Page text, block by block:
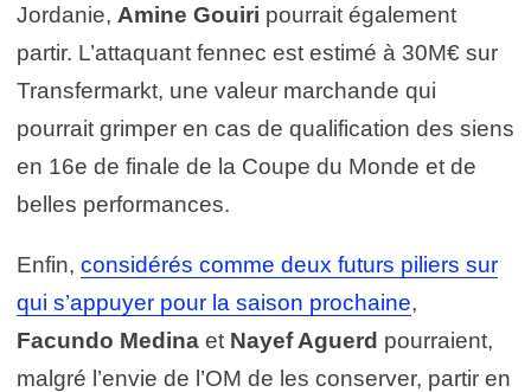
Jordanie, Amine Gouiri pourrait également
partir. L’attaquant fennec est estimé à 30M€ sur
Transfermarkt, une valeur marchande qui
pourrait grimper en cas de qualification des siens
en 16e de finale de la Coupe du Monde et de
belles performances.
Enfin, considérés comme deux futurs piliers sur
qui s’appuyer pour la saison prochaine,
Facundo Medina et Nayef Aguerd pourraient,
malgré l’envie de l’OM de les conserver, partir en